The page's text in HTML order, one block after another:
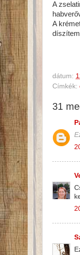
A
A
dátum:
Címkék:
31